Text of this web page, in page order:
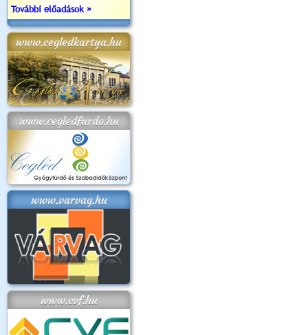
További előadások »
www.cegledkartya.hu
www.cegledfurdo.hu
www.varvag.hu
www.cvf.hu